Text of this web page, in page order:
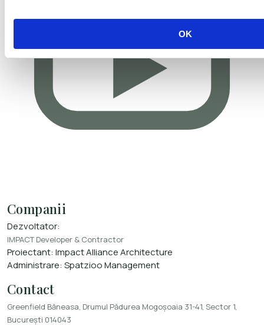
OK
Companii
Dezvoltator:
IMPACT Developer & Contractor
Proiectant: Impact Alliance Architecture
Administrare: Spatzioo Management
Contact
Greenfield Băneasa, Drumul Pădurea Mogoșoaia 31-41, Sector 1,
București 014043